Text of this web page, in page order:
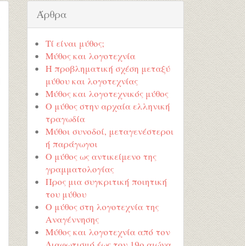
Άρθρα
Τί είναι μύθος;
Μύθος και λογοτεχνία
Η προβληματική σχέση μεταξύ
μύθου και λογοτεχνίας
Μύθος και λογοτεχνικός μύθος
Ο μύθος στην αρχαία ελληνική
τραγωδία
Μύθοι συνοδοί, μεταγενέστεροι
ή παράγωγοι
Ο μύθος ως αντικείμενο της
γραμματολογίας
Προς μια συγκριτική ποιητική
του μύθου
Ο μύθος στη λογοτεχνία της
Αναγέννησης
Μύθος και λογοτεχνία από τον